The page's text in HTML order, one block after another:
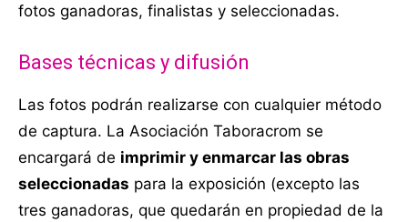
fotos ganadoras, finalistas y seleccionadas.
Bases técnicas y difusión
Las fotos podrán realizarse con cualquier método
de captura. La Asociación Taboracrom se
encargará de imprimir y enmarcar las obras
seleccionadas para la exposición (excepto las
tres ganadoras, que quedarán en propiedad de la